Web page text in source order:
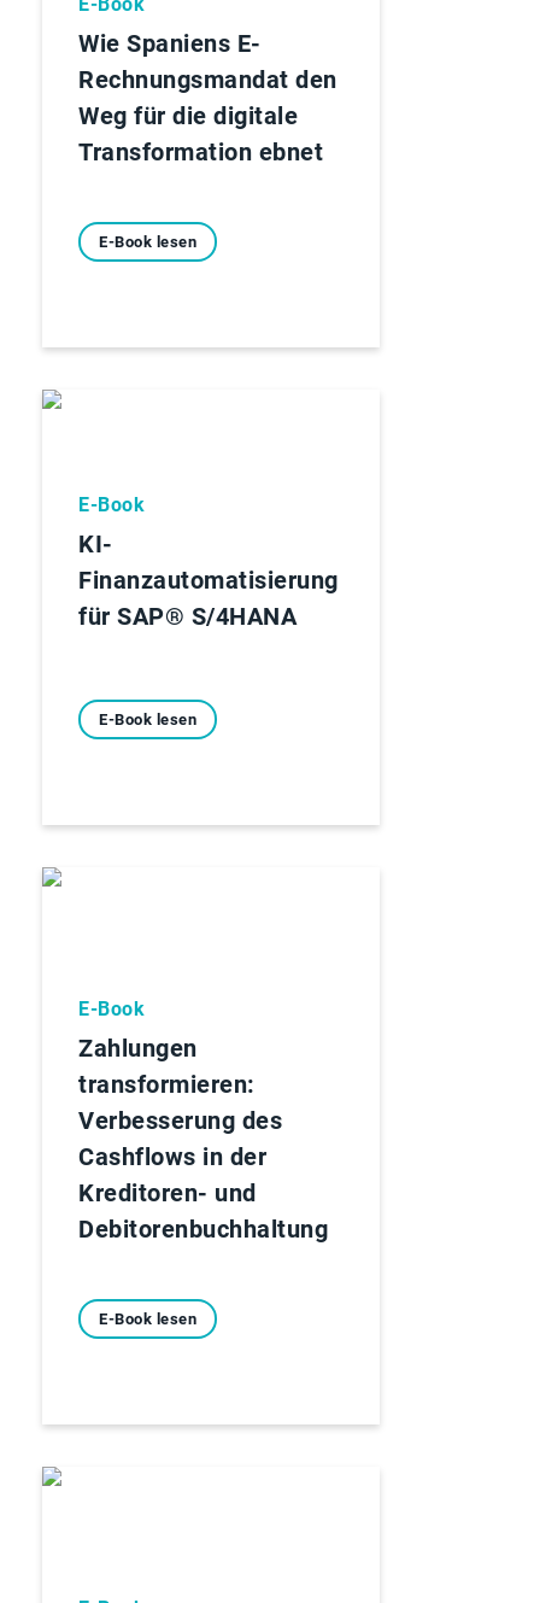
Wie Spaniens E-
Rechnungsmandat den
Weg für die digitale
Transformation ebnet
E-Book lesen
E-Book
KI-
Finanzautomatisierung
für SAP® S/4HANA
E-Book lesen
E-Book
Zahlungen
transformieren:
Verbesserung des
Cashflows in der
Kreditoren- und
Debitorenbuchhaltung
E-Book lesen